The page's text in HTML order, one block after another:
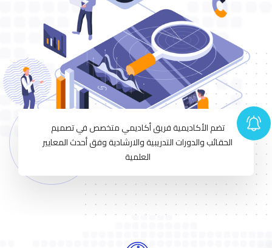
تضم الأكاديمية فريق أكاديمي متخصص في تصميم
الحقائب والدورات التدريبية والارشادية وفق أحدث المعايير
العلمية